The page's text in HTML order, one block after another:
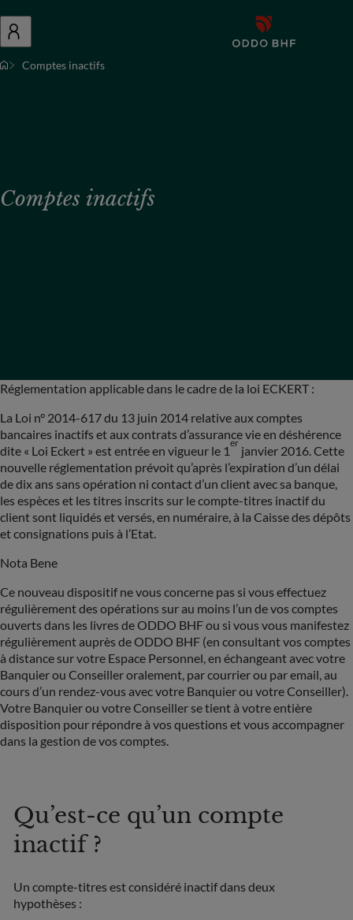
Comptes inactifs
Comptes inactifs
Réglementation applicable dans le cadre de la loi ECKERT :
La Loi n° 2014-617 du 13 juin 2014 relative aux comptes
bancaires inactifs et aux contrats d’assurance vie en déshérence
dite « Loi Eckert » est entrée en vigueur le 1
er
janvier 2016. Cette
nouvelle réglementation prévoit qu’après l’expiration d’un délai
de dix ans sans opération ni contact d’un client avec sa banque,
les espèces et les titres inscrits sur le compte-titres inactif du
client sont liquidés et versés, en numéraire, à la Caisse des dépôts
et consignations puis à l’Etat.
Nota Bene
Ce nouveau dispositif ne vous concerne pas si vous effectuez
régulièrement des opérations sur au moins l’un de vos comptes
ouverts dans les livres de ODDO BHF ou si vous vous manifestez
régulièrement auprès de ODDO BHF (en consultant vos comptes
à distance sur votre Espace Personnel, en échangeant avec votre
Banquier ou Conseiller oralement, par courrier ou par email, au
cours d’un rendez-vous avec votre Banquier ou votre Conseiller).
Votre Banquier ou votre Conseiller se tient à votre entière
disposition pour répondre à vos questions et vous accompagner
dans la gestion de vos comptes.
Qu’est-ce qu’un compte
inactif ?
Un compte-titres est considéré inactif dans deux
hypothèses :